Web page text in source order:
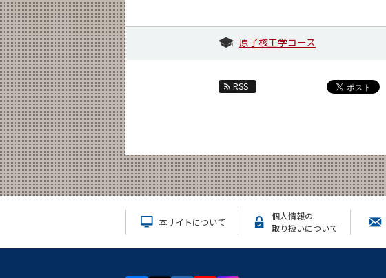
原子核工学コース
RSS
本サイトについて
個人情報の
取り扱いについて